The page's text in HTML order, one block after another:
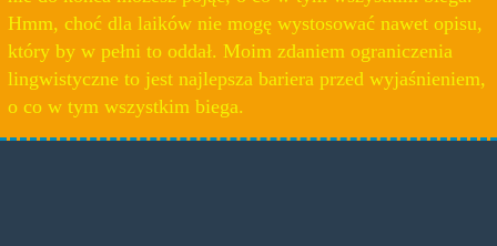
Hmm, choć dla laików nie mogę wystosować nawet opisu,
który by w pełni to oddał. Moim zdaniem ograniczenia
lingwistyczne to jest najlepsza bariera przed wyjaśnieniem,
o co w tym wszystkim biega.